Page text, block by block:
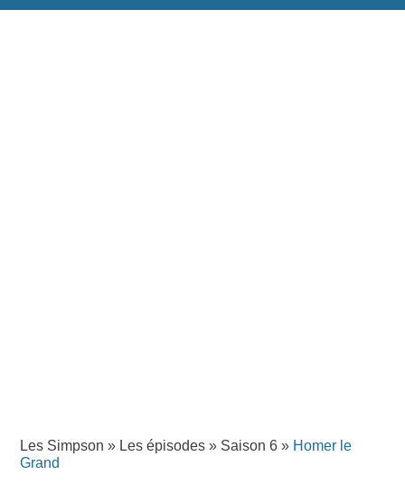
Les Simpson » Les épisodes » Saison 6 » Homer le
Grand